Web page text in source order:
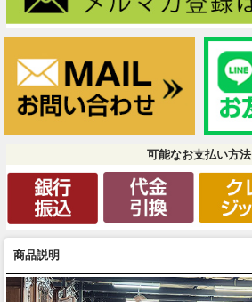
可能なお支払い方法
商品説明